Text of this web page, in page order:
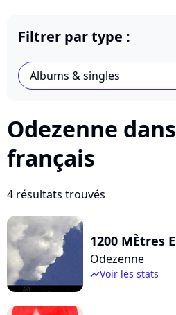
Filtrer par type :
Albums & singles
Odezenne
français
4 résultats trouvés
1200 MÈtres
Odezenne
timelineVoir les stats